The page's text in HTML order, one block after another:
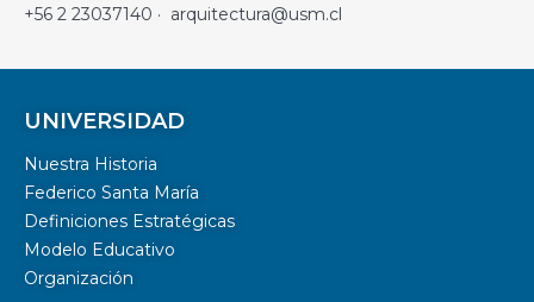
+56 2 23037140 · arquitectura@usm.cl
UNIVERSIDAD
Nuestra Historia
Federico Santa María
Definiciones Estratégicas
Modelo Educativo
Organización